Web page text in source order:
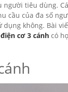
tiêu dùng.
cầu của đa số
không. Bài
cơ 3 cánh có